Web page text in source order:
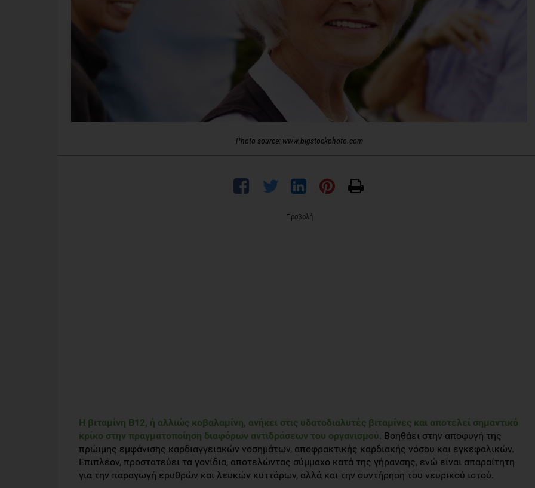
Photo source: www.bigstockphoto.com
Προβολή
Η βιταμίνη Β12, ή αλλιώς κοβαλαμίνη, ανήκει στις υδατοδιαλυτές βιταμίνες και αποτελεί σημαντικό
κρίκο στην πραγματοποίηση διαφόρων αντιδράσεων του οργανισμού. Βοηθάει στην αποφυγή της
πρώιμης εμφάνισης καρδιαγγειακών νοσημάτων, αποφρακτικής καρδιακής νόσου και εγκεφαλικών.
Επιπλέον, προστατεύει τα γονίδια, αποτελώντας σύμμαχο κατά της γήρανσης, ενώ είναι απαραίτητη
για την παραγωγή ερυθρών και λευκών κυττάρων, αλλά και την συντήρηση του νευρικού ιστού.